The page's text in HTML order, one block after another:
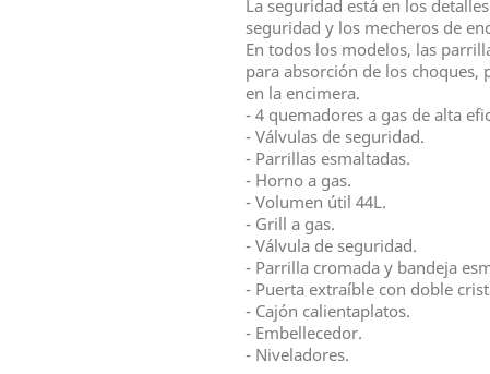
La seguridad está en los
seguridad y los mecheros de
En todos los modelos, las
para absorción de los
en la encimera.
- 4 quemadores a gas de alta
- Válvulas de seguridad.
- Parrillas esmaltadas.
- Horno a gas.
- Volumen útil 44L.
- Grill a gas.
- Válvula de seguridad.
- Parrilla cromada y bandeja
- Puerta extraíble con doble
- Cajón calientaplatos.
- Embellecedor.
- Niveladores.